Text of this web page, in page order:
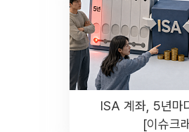
ISA 계좌, 5년마
[이슈크